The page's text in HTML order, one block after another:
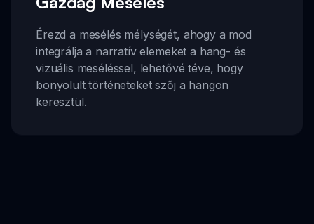
Érezd a mesélés mélységét, ahogy a mod
integrálja a narratív elemeket a hang- és
vizuális meséléssel, lehetővé téve, hogy
bonyolult történeteket szőj a hangon
keresztül.